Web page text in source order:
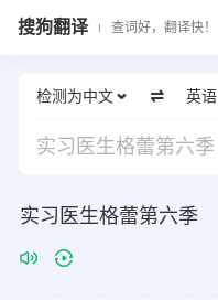
搜狗翻译 查词好，翻译快！
检测为中文 英语
实习医生格蕾第六季
实习医生格蕾第六季